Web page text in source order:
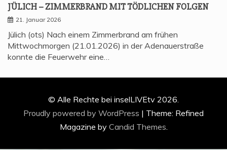
JÜLICH – ZIM­MER­BRAND MIT TÖD­LI­CHEN FOLGEN
21. Januar 2026
Jülich (ots) Nach einem Zimmerbrand am frühen
Mittwochmorgen (21.01.2026) in der Adenauerstraße
konnte die Feuerwehr eine…
© Alle Rechte bei inselLIVEtv 2026.
Proudly powered by WordPress | Theme: Refined
Magazine by Candid Themes